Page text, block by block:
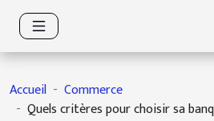
Accueil
Commerce
Quels critères pour choisir sa